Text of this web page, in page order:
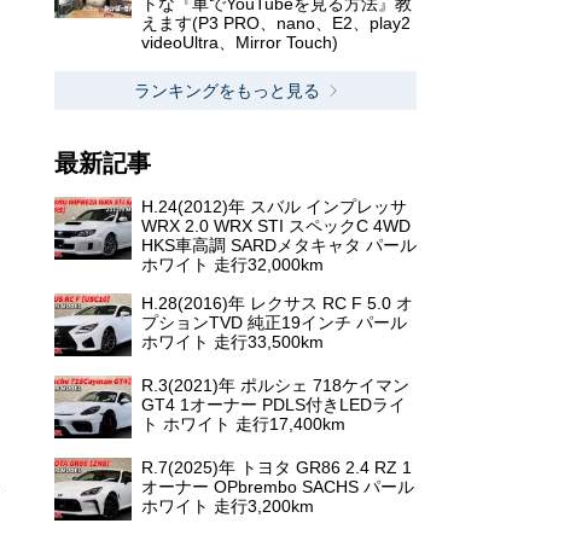
えます(P3 PRO、nano、E2、play2
videoUltra、Mirror Touch)
ランキングをもっと見る
最新記事
H.24(2012)年 スバル インプレッサ
WRX 2.0 WRX STI スペックC 4WD
HKS車高調 SARDメタキャタ パール
ホワイト 走行32,000km
H.28(2016)年 レクサス RC F 5.0 オ
プションTVD 純正19インチ パール
ホワイト 走行33,500km
R.3(2021)年 ポルシェ 718ケイマン
GT4 1オーナー PDLS付きLEDライ
ト ホワイト 走行17,400km
R.7(2025)年 トヨタ GR86 2.4 RZ 1
オーナー OPbrembo SACHS パール
ホワイト 走行3,200km